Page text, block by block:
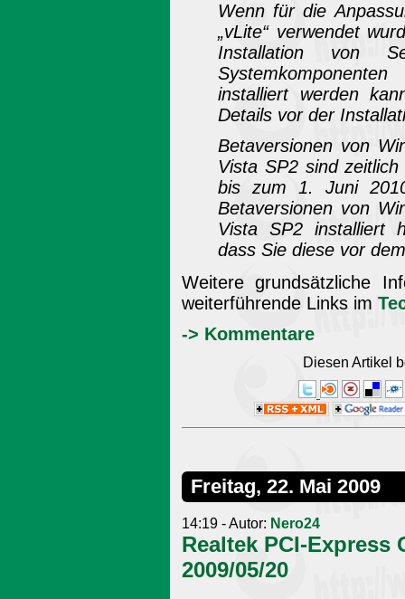
Wenn für die
„vLite“ verwendet
Installation von
installiert werden
Details vor der
Betaversionen von
Vista SP2 sind
bis zum 1. Juni
Betaversionen von
Vista SP2 installiert
dass Sie diese vor
Weitere grundsätzliche
weiterführende Links im
-> Kommentare
Diesen Artikel
Freitag, 22. Mai 2009
14:19 - Autor: Nero24
Realtek PCI-Express
2009/05/20